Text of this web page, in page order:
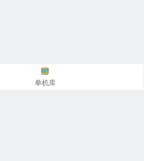
单机库